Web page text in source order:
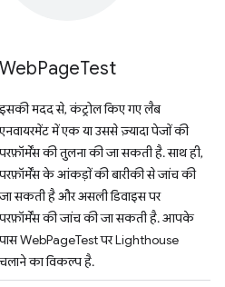
WebPageTest
इसकी मदद से, कंट्रोल किए गए लैब
एनवायरमेंट में एक या उससे ज़्यादा पेजों की
परफ़ॉर्मेंस की तुलना की जा सकती है. साथ ही,
परफ़ॉर्मेंस के आंकड़ों की बारीकी से जांच की
जा सकती है और असली डिवाइस पर
परफ़ॉर्मेंस की जांच की जा सकती है. आपके
पास WebPageTest पर Lighthouse
चलाने का विकल्प है.